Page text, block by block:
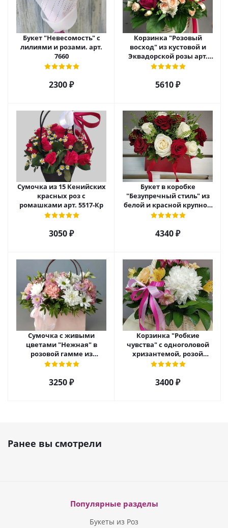
Букет "Невесомость" с
лилиями и розами. арт.
7660
2300 ₽
Корзинка "Розовый
восход" из кустовой и
Эквадорской розы арт.
5520
5610 ₽
Сумочка из 15 Кенийских
красных роз с
ромашками арт. 5517-Кр
3050 ₽
Букет в коробке
"Безупречный стиль" из
белой и красной крупной
розы Эквадор. арт. 5515
4340 ₽
Сумочка с живыми
цветами "Нежная" в
розовой гамме из
кустовой хризантемы,
3250 ₽
Корзинка "Робкие
чувства" с одноголовой
хризантемой, розой
Эквадор и альстромерией
3400 ₽
Ранее вы смотрели
Популярные разделы
Букеты из Роз